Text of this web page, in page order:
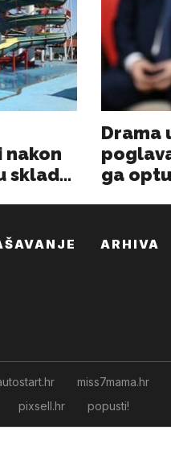
ARHIVA
miss7mama.hr
pixsell.hr popusti!